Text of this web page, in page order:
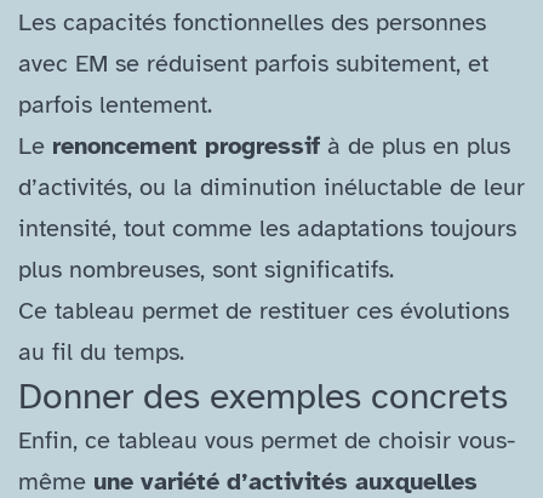
Les capacités fonctionnelles des personnes
avec EM se réduisent parfois subitement, et
parfois lentement.
Le renoncement progressif à de plus en plus
d’activités, ou la diminution inéluctable de leur
intensité, tout comme les adaptations toujours
plus nombreuses, sont significatifs.
Ce tableau permet de restituer ces évolutions
au fil du temps.
Donner des exemples concrets
Enfin, ce tableau vous permet de choisir vous-​
même une variété d’activités auxquelles